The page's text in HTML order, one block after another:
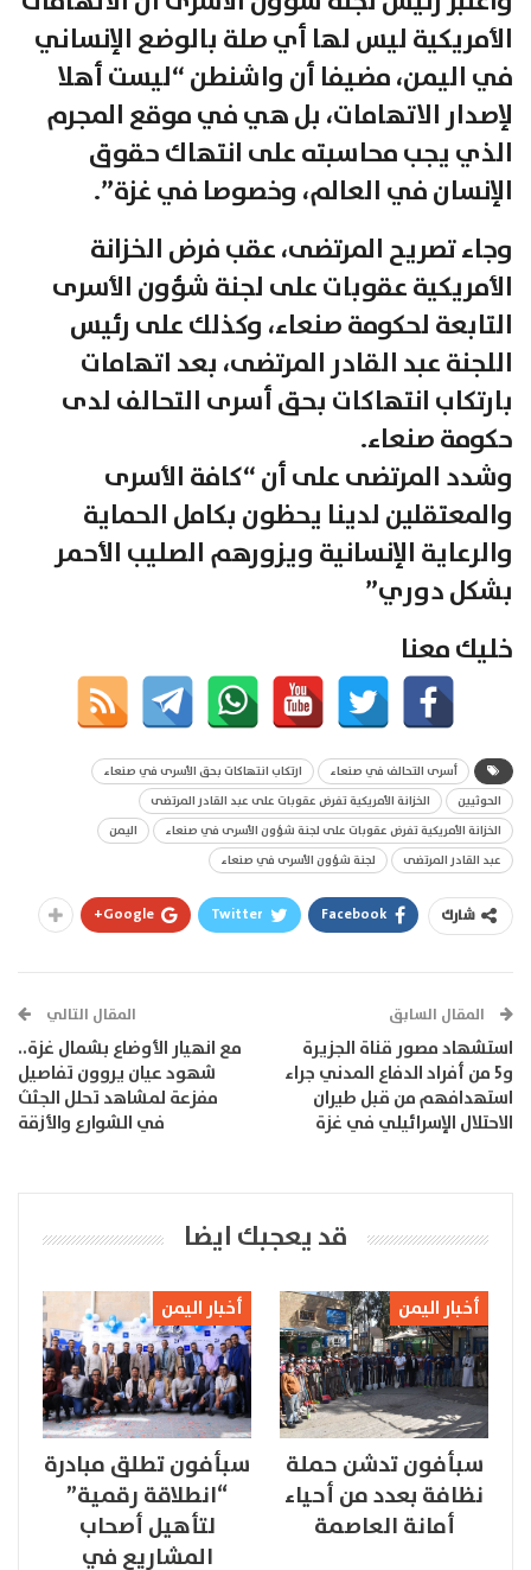
الأمريكية ليس لها أي صلة بالوضع الإنساني
في اليمن، مضيفا أن واشنطن “ليست أهلا
لإصدار الاتهامات، بل هي في موقع المجرم
الذي يجب محاسبته على انتهاك حقوق
الإنسان في العالم، وخصوصا في غزة”.
وجاء تصريح المرتضى، عقب فرض الخزانة
الأمريكية عقوبات على لجنة شؤون الأسرى
التابعة لحكومة صنعاء، وكذلك على رئيس
اللجنة عبد القادر المرتضى، بعد اتهامات
بارتكاب انتهاكات بحق أسرى التحالف لدى
حكومة صنعاء.
وشدد المرتضى على أن “كافة الأسرى
والمعتقلين لدينا يحظون بكامل الحماية
والرعاية الإنسانية ويزورهم الصليب الأحمر
بشكل دوري”
خليك معنا
أسرى التحالف في صنعاء
ارتكاب انتهاكات بحق الأسرى في صنعاء
الحوثيين
الخزانة الأمريكية تفرض عقوبات على عبد القادر المرتضى
الخزانة الأمريكية تفرض عقوبات على لجنة شؤون الأسرى في صنعاء
اليمن
عبد القادر المرتضى
لجنة شؤون الأسرى في صنعاء
شارك Facebook
Twitter
Google+
المقال السابق
استشهاد مصور قناة الجزيرة
و5 من أفراد الدفاع المدني جراء
استهدافهم من قبل طيران
الاحتلال الإسرائيلي في غزة
المقال التالي
مع انهيار الأوضاع بشمال غزة..
شهود عيان يروون تفاصيل
مفزعة لمشاهد تحلل الجثث
في الشوارع والأزقة
قد يعجبك ايضا
أخبار اليمن
سبأفون تدشن حملة
نظافة بعدد من أحياء
أمانة العاصمة
أخبار اليمن
سبأفون تطلق مبادرة
“انطلاقة رقمية”
لتأهيل أصحاب
المشاريع في